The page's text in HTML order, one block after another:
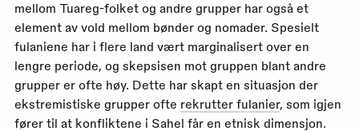
mellom Tuareg-folket og andre grupper har også et
element av vold mellom bønder og nomader. Spesielt
fulaniene har i flere land vært marginalisert over en
lengre periode, og skepsisen mot gruppen blant andre
grupper er ofte høy. Dette har skapt en situasjon der
ekstremistiske grupper ofte rekrutter fulanier, som igjen
fører til at konfliktene i Sahel får en etnisk dimensjon.